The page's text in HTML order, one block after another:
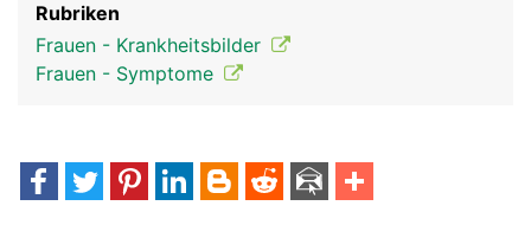
Rubriken
Frauen - Krankheitsbilder
Frauen - Symptome